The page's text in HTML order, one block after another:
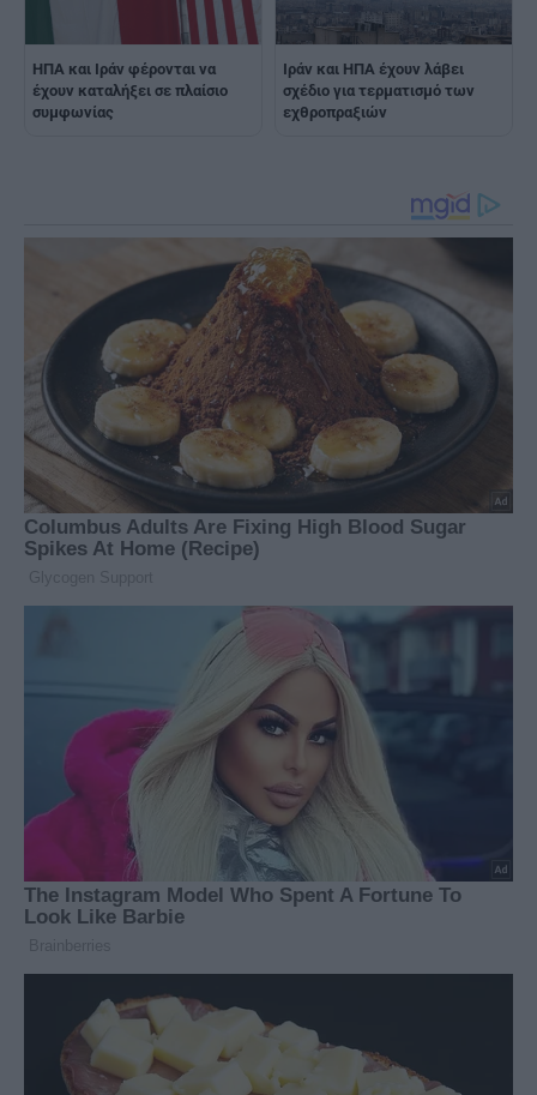
ΗΠΑ και Ιράν φέρονται να
έχουν καταλήξει σε πλαίσιο
συμφωνίας
Ιράν και ΗΠΑ έχουν λάβει
σχέδιο για τερματισμό των
εχθροπραξιών